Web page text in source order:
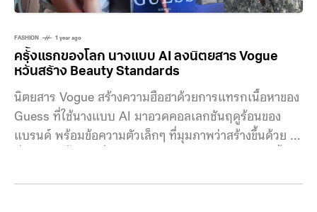
FASHION 1 year ago
ครั้งแรกของโลก นางแบบ AI ลงนิตยสาร Vogue
หวั่นสร้าง Beauty Standards
นิตยสาร Vogue สร้างความฮือฮาด้วยการแทรกเนื้อหาของ
Guess ที่ใช้นางแบบ AI มาอวดคอลเลกชันฤดูร้อนของ
แบรนด์ พร้อมข้อความตัวเล็กๆ ที่มุมภาพว่าสร้างขึ้นด้วย AI